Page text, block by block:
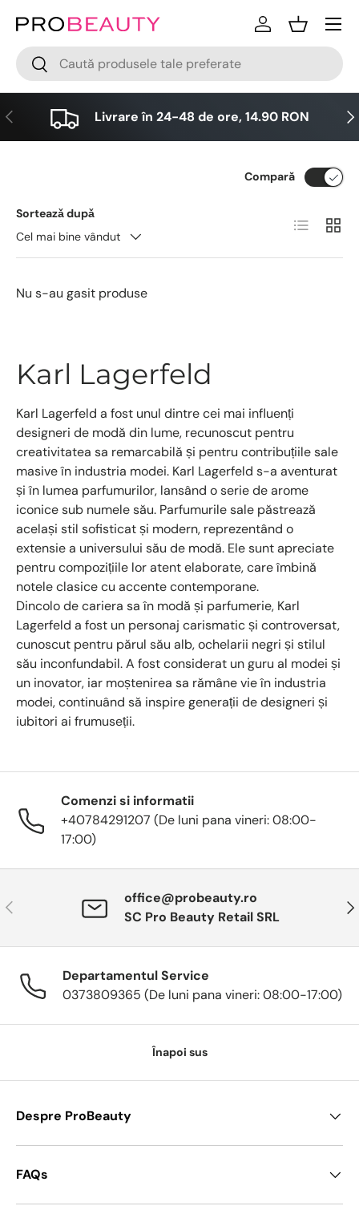
Sari la conținut
Cǎutare
Cǎutare
LogareCos
Meniu
Anterior Livrare în 24-48 de ore, 14.90 RON
Sorteazǎ dupǎ
Cel mai bine vândut
Compară
Lista Grid
Nu s-au gasit produse
Karl Lagerfeld
Karl Lagerfeld a fost unul dintre cei mai influenți
designeri de modă din lume, recunoscut pentru
creativitatea sa remarcabilă și pentru contribuțiile sale
masive în industria modei. Karl Lagerfeld s-a aventurat
și în lumea parfumurilor, lansând o serie de arome
iconice sub numele său. Parfumurile sale păstrează
același stil sofisticat și modern, reprezentând o
extensie a universului său de modă. Ele sunt apreciate
pentru compozițiile lor atent elaborate, care îmbină
notele clasice cu accente contemporane.
Dincolo de cariera sa în modă și parfumerie, Karl
Lagerfeld a fost un personaj carismatic și controversat,
cunoscut pentru părul său alb, ochelarii negri și stilul
său inconfundabil. A fost considerat un guru al modei și
un inovator, iar moștenirea sa rămâne vie în industria
modei, continuând să inspire generații de designeri și
iubitori ai frumuseții.
Comenzi si informatii
+40784291207 (De luni pana vineri: 08:00-
17:00)
Anterior
office@probeauty.ro
SC Pro Beauty Retail SRL
Departamentul Service
0373809365 (De luni pana vineri: 08:00-17:00)
Înapoi sus
Despre ProBeauty
FAQs